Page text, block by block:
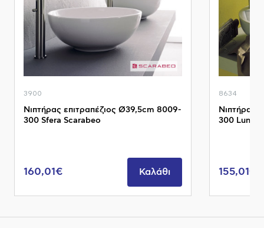
3900
Νιπτήρας επιτραπέζιος Ø39,5cm 8009-
300 Sfera Scarabeo
160,01€ Καλάθι
8634
Νιπτήρας
300 Luna
155,01€